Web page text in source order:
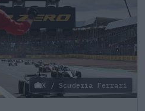
X / Scuderia Ferrari